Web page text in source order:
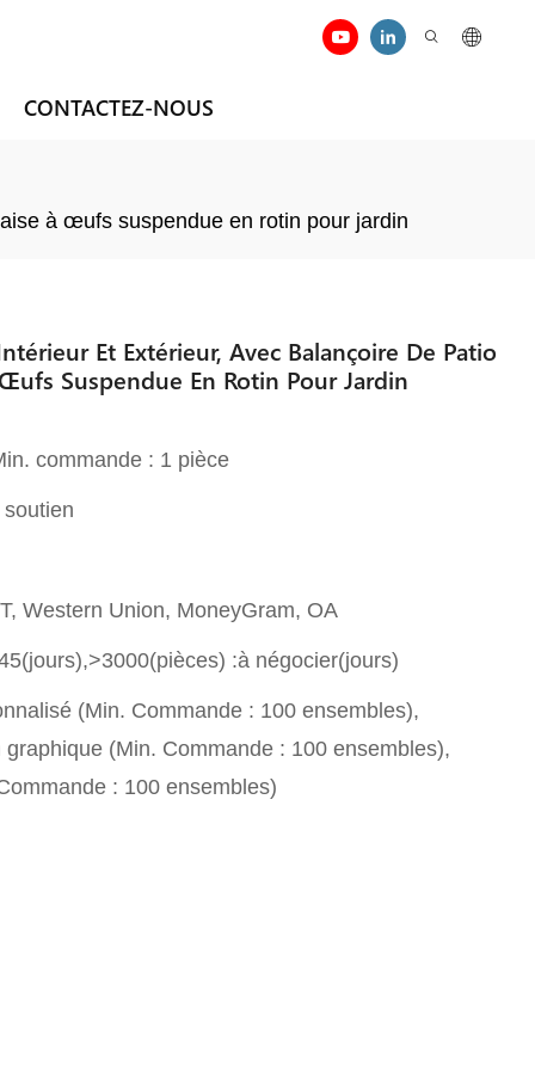
CONTACTEZ-NOUS
à œufs suspendue en rotin pour jardin
Et Extérieur, Avec Balançoire De Patio
Suspendue En Rotin Pour Jardin
commande : 1 pièce
Western Union, MoneyGram, OA
:à négocier(jours)
(Min. Commande : 100 ensembles),
graphique (Min. Commande : 100 ensembles),
: 100 ensembles)